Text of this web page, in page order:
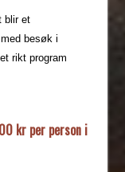
blir et
besøk i
rikt program
kr per person i